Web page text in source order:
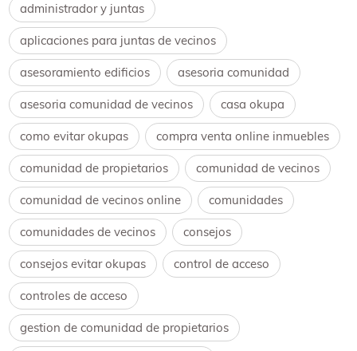
administrador y juntas
aplicaciones para juntas de vecinos
asesoramiento edificios asesoria comunidad
asesoria comunidad de vecinos casa okupa
como evitar okupas compra venta online inmuebles
comunidad de propietarios comunidad de vecinos
comunidad de vecinos online comunidades
comunidades de vecinos consejos
consejos evitar okupas control de acceso
controles de acceso
gestion de comunidad de propietarios